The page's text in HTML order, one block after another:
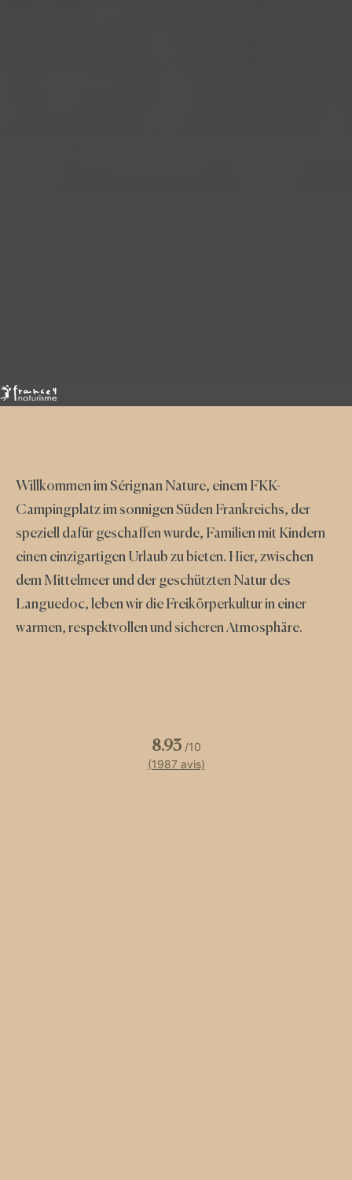
Willkommen im Sérignan Nature, einem FKK-
Campingplatz im sonnigen Süden Frankreichs, der
speziell dafür geschaffen wurde, Familien mit Kindern
einen einzigartigen Urlaub zu bieten. Hier, zwischen
dem Mittelmeer und der geschützten Natur des
Languedoc, leben wir die Freikörperkultur in einer
warmen, respektvollen und sicheren Atmosphäre.
8.93 /10
(1987 avis)